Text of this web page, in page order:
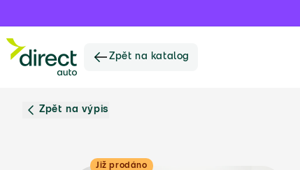
Zpět na katalog
Zpět na výpis
Již prodáno